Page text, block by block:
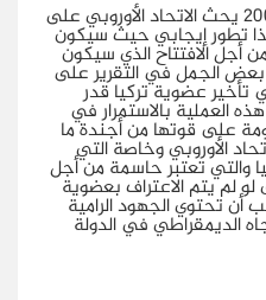
إن تقرير الاتحاد الأوروبي لعام 2007 يحث الاتحاد الأوروبي على
تطور إيجابي حيث سيكون
أجل الافتتاح الذي سيكون
بعض الجمل في التقرير على
تأخير عضوية تركيا قدر
العملية بالاستمرار في
على قوتها من أجندة ما
الأوروبي وخاصة التي
والتي تعتبر حاسمة من أجل
لو لم يتم الاعتراف بعضوية
أن تحتوي الجهود الرامية
الديمقراطي في الدولة